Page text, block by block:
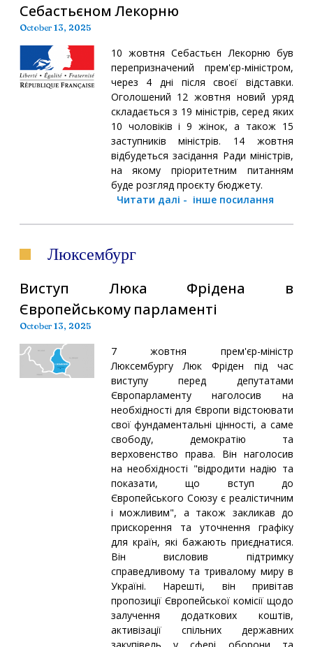
Себастьєном Лекорню
October 13, 2025
10 жовтня Себастьєн Лекорню був
перепризначений прем'єр-міністром,
через 4 дні після своєї відставки.
Оголошений 12 жовтня новий уряд
складається з 19 міністрів, серед яких
10 чоловіків і 9 жінок, а також 15
заступників міністрів. 14 жовтня
відбудеться засідання Ради міністрів,
на якому пріоритетним питанням
буде розгляд проєкту бюджету.
Читати далі - інше посилання
Люксембург
Виступ Люка Фрідена в
Європейському парламенті
October 13, 2025
7 жовтня прем'єр-міністр
Люксембургу Люк Фріден під час
виступу перед депутатами
Європарламенту наголосив на
необхідності для Європи відстоювати
свої фундаментальні цінності, а саме
свободу, демократію та
верховенство права. Він наголосив
на необхідності "відродити надію та
показати, що вступ до
Європейського Союзу є реалістичним
і можливим", а також закликав до
прискорення та уточнення графіку
для країн, які бажають приєднатися.
Він висловив підтримку
справедливому та тривалому миру в
Україні. Нарешті, він привітав
пропозиції Європейської комісії щодо
залучення додаткових коштів,
активізації спільних державних
закупівель у сфері оборони та